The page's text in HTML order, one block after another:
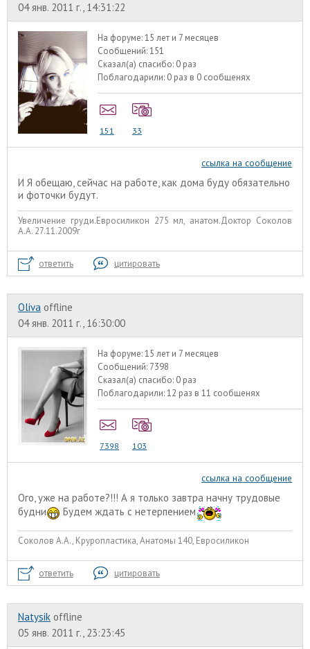
04 янв. 2011 г., 14:31:22
На форуме:15 лет и 7 месяцев
Сообщений:151
Сказал(а) спасибо: 0 раз
Поблагодарили: 0 раз в 0 сообщенях
151 33
ссылка на сообщение
И Я обещаю, сейчас на работе, как дома буду обязательно
и фоточки будут.
Увеличение груди.Евросиликон 275 мл, анатом.Доктор Соколов
А.А. 27.11.2009г
ответить цитировать
Oliva offline
04 янв. 2011 г., 16:30:00
На форуме:15 лет и 7 месяцев
Сообщений: 7398
Сказал(а) спасибо: 0 раз
Поблагодарили:12 раз в 11 сообщенях
7398 103
ссылка на сообщение
Ого, уже на работе?!!! А я только завтра начну трудовые
будни
Будем ждать с нетерпением
Соколов А.А., Круропластика, Анатомы 140, Евросиликон
ответить цитировать
Natysik offline
05 янв. 2011 г., 23:23:45